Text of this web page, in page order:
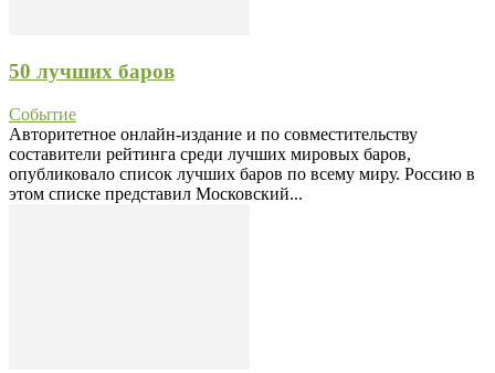
50 лучших баров
Событие
Авторитетное онлайн-издание и по совместительству
составители рейтинга среди лучших мировых баров,
опубликовало список лучших баров по всему миру. Россию в
этом списке представил Московский...